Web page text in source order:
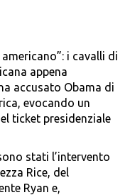
i cavalli di
appena
accusato Obama di
evocando un
ticket presidenziale
stati l’intervento
Rice, del
Ryan e,